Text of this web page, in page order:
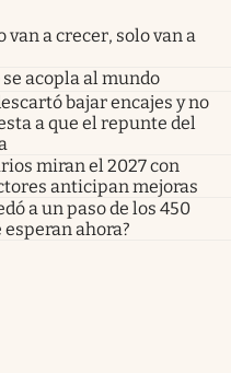
van a crecer, solo van a
acopla al mundo
bajar encajes y no
a que el repunte del
miran el 2027 con
anticipan mejoras
a un paso de los 450
ahora?